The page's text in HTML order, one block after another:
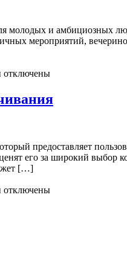
молодых и амбициозных
мероприятий,
отключены
предоставляет
его за широкий
[…]
отключены